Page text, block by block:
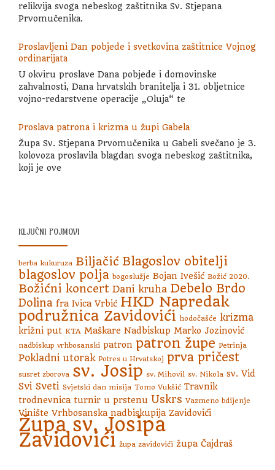
relikvija svoga nebeskog zaštitnika Sv. Stjepana
Prvomučenika.
Proslavljeni Dan pobjede i svetkovina zaštitnice Vojnog
ordinarijata
U okviru proslave Dana pobjede i domovinske
zahvalnosti, Dana hrvatskih branitelja i 31. obljetnice
vojno-redarstvene operacije „Oluja“ te
Proslava patrona i krizma u župi Gabela
Župa Sv. Stjepana Prvomučenika u Gabeli svečano je 3.
kolovoza proslavila blagdan svoga nebeskog zaštitnika,
koji je ove
KLJUČNI POJMOVI
berba kukuruza Biljačić Blagoslov obitelji
blagoslov polja bogoslužje Bojan Ivešić Božić 2020.
Božićni koncert Dani kruha Debelo Brdo
Dolina fra Ivica Vrbić HKD Napredak
podružnica Zavidovići hodočašće krizma
križni put KTA Maškare Nadbiskup Marko Jozinović
nadbiskup vrhbosanski patron patron župe Petrinja
Pokladni utorak Potres u Hrvatskoj prva pričest
susret zborova sv. Josip sv. Mihovil sv. Nikola sv. Vid
Svi Sveti Svjetski dan misija Tomo Vukšić Travnik
trodnevnica turnir u prstenu Uskrs Vazmeno bdijenje
Vinište Vrhbosanska nadbiskupija Zavidovići
Župa sv. Josipa
Zavidovići župa zavidovići župa Čajdraš